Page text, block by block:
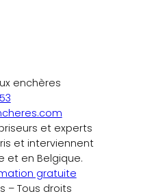
enchères
et experts
et interviennent
et en Belgique.
gratuite
– Tous droits